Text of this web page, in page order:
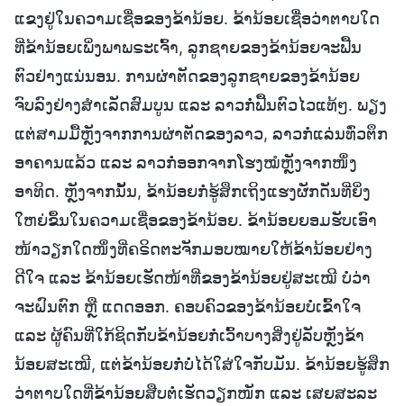
ແຂງຢູ່ໃນຄວາມເຊື່ອຂອງຂ້ານ້ອຍ. ຂ້ານ້ອຍເຊື່ອວ່າຕາບໃດ
ທີ່ຂ້ານ້ອຍເພິ່ງພາພຣະເຈົ້າ, ລູກຊາຍຂອງຂ້ານ້ອຍຈະຟື້ນ
ຕົວຢ່າງແນ່ນອນ. ການຜ່າຕັດຂອງລູກຊາຍຂອງຂ້ານ້ອຍ
ຈົບລົງຢ່າງສຳເລັດສົມບູນ ແລະ ລາວກໍ່ຟື້ນຕົວໄວແທ້ໆ. ພຽງ
ແຕ່ສາມມື້ຫຼັງຈາກການຜ່າຕັດຂອງລາວ, ລາວກໍ່ແລ່ນທົ່ວຕຶກ
ອາຄານແລ້ວ ແລະ ລາວກໍ່ອອກຈາກໂຮງໝໍຫຼັງຈາກໜຶ່ງ
ອາທິດ. ຫຼັງຈາກນັ້ນ, ຂ້ານ້ອຍກໍ່ຮູ້ສຶກເຖິງແຮງຜັກດັນທີ່ຍິ່ງ
ໃຫຍ່ຂຶ້ນໃນຄວາມເຊື່ອຂອງຂ້ານ້ອຍ. ຂ້ານ້ອຍຍອມຮັບເອົາ
ໜ້າວຽກໃດໜຶ່ງທີ່ຄຣິດຕະຈັກມອບໝາຍໃຫ້ຂ້ານ້ອຍຢ່າງ
ດີໃຈ ແລະ ຂ້ານ້ອຍເຮັດໜ້າທີ່ຂອງຂ້ານ້ອຍຢູ່ສະເໝີ ບໍ່ວ່າ
ຈະຝົນຕົກ ຫຼື ແດດອອກ. ຄອບຄົວຂອງຂ້ານ້ອຍບໍ່ເຂົ້າໃຈ
ແລະ ຜູ້ຄົນທີ່ໃກ້ຊິດກັບຂ້ານ້ອຍກໍ່ເວົ້າບາງສິ່ງຢູ່ລັບຫຼັງຂ້າ
ນ້ອຍສະເໝີ, ແຕ່ຂ້ານ້ອຍກໍ່ບໍ່ໄດ້ໃສ່ໃຈກັບມັນ. ຂ້ານ້ອຍຮູ້ສຶກ
ວ່າຕາບໃດທີ່ຂ້ານ້ອຍສືບຕໍ່ເຮັດວຽກໜັກ ແລະ ເສຍສະລະ